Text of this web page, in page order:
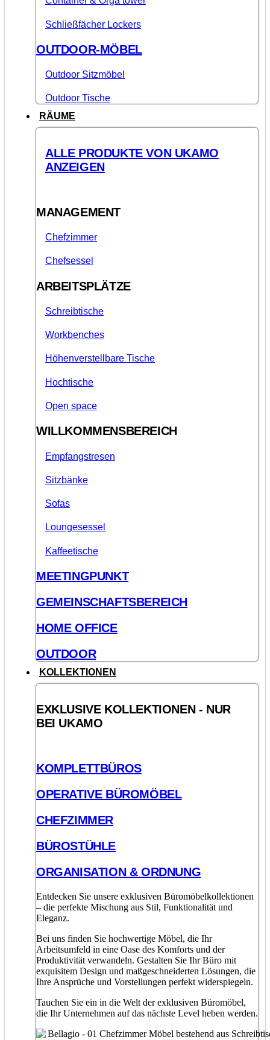
Schließfächer Lockers
OUTDOOR-MÖBEL
Outdoor Sitzmöbel
Outdoor Tische
RÄUME
ALLE PRODUKTE VON UKAMO
ANZEIGEN
MANAGEMENT
Chefzimmer
Chefsessel
ARBEITSPLÄTZE
Schreibtische
Workbenches
Höhenverstellbare Tische
Hochtische
Open space
WILLKOMMENSBEREICH
Empfangstresen
Sitzbänke
Sofas
Loungesessel
Kaffeetische
MEETINGPUNKT
GEMEINSCHAFTSBEREICH
HOME OFFICE
OUTDOOR
KOLLEKTIONEN
EXKLUSIVE KOLLEKTIONEN - NUR
BEI UKAMO
KOMPLETTBÜROS
OPERATIVE BÜROMÖBEL
CHEFZIMMER
BÜROSTÜHLE
ORGANISATION & ORDNUNG
Entdecken Sie unsere exklusiven Büromöbelkollektionen
– die perfekte Mischung aus Stil, Funktionalität und
Eleganz.
Bei uns finden Sie hochwertige Möbel, die Ihr
Arbeitsumfeld in eine Oase des Komforts und der
Produktivität verwandeln. Gestalten Sie Ihr Büro mit
exquisitem Design und maßgeschneiderten Lösungen, die
Ihre Ansprüche und Vorstellungen perfekt widerspiegeln.
Tauchen Sie ein in die Welt der exklusiven Büromöbel,
die Ihr Unternehmen auf das nächste Level heben werden.